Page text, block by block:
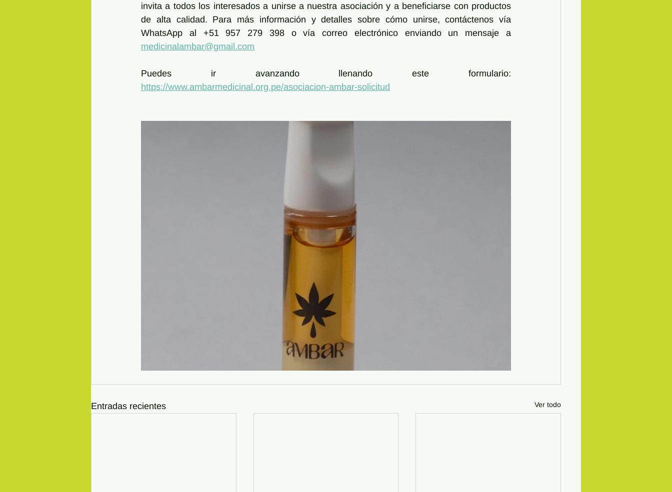
invita a todos los interesados a unirse a nuestra asociación y a beneficiarse con productos
de alta calidad. Para más información y detalles sobre cómo unirse, contáctenos vía
WhatsApp al +51 957 279 398 o vía correo electrónico enviando un mensaje a
medicinalambar@gmail.com
https://www.ambarmedicinal.org.pe/asociacion-ambar-solicitud
Entradas recientes Ver todo